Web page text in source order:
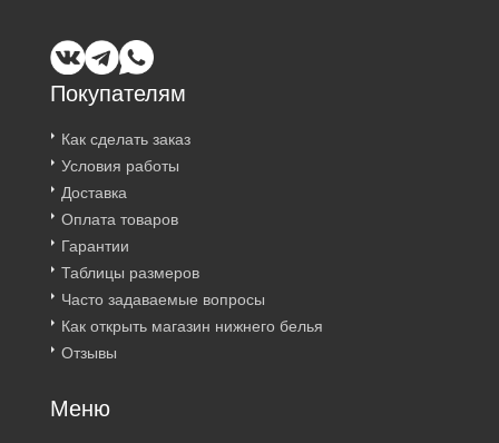
Покупателям
Как сделать заказ
Условия работы
Доставка
Оплата товаров
Гарантии
Таблицы размеров
Часто задаваемые вопросы
Как открыть магазин нижнего белья
Отзывы
Меню